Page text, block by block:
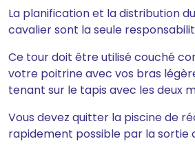
La planification et la distribution
cavalier sont la seule
Ce tour doit être utilisé couché
votre poitrine avec vos bras
tenant sur le tapis avec les deux
Vous devez quitter la piscine de
rapidement possible par la sortie